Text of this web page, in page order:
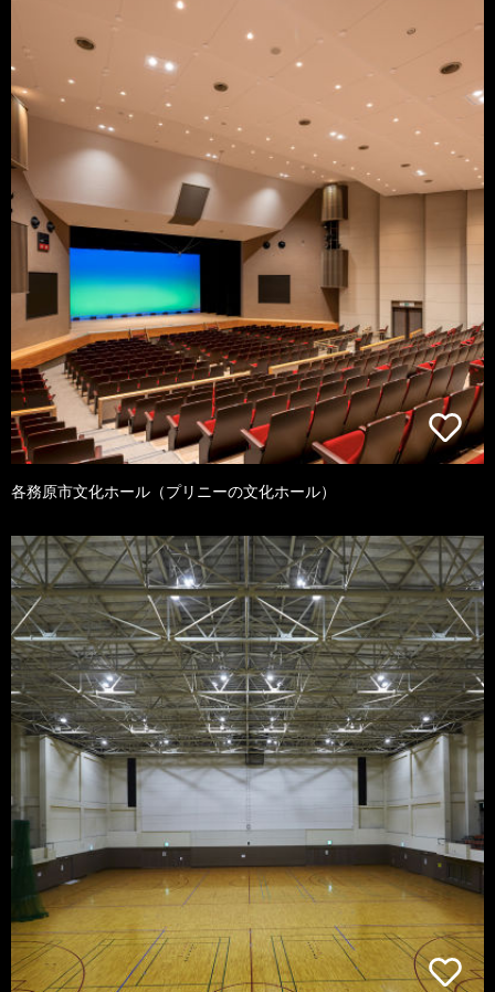
各務原市文化ホール（プリニーの文化ホール）